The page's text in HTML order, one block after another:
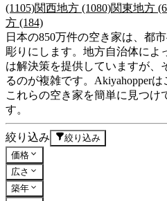
(1105)関西地方 (1080)関東地方
方 (184)
日本の850万件の空き家は、都
彫りにします。地方自治体によ
は解決策を提供していますが、
るのが複雑です。Akiyahopperは
これらの空き家を簡単に見つけ
す。
絞り込み
絞り込み
価格
広さ
築年